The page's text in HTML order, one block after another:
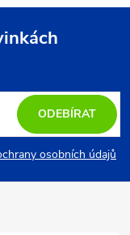
osobních údajů
ODEBÍRAT